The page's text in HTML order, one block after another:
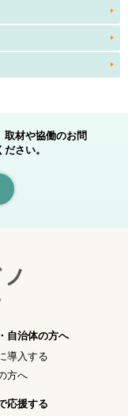
取材や協働のお問
さい。
自治体の方へ
導入する
方へ
応援する